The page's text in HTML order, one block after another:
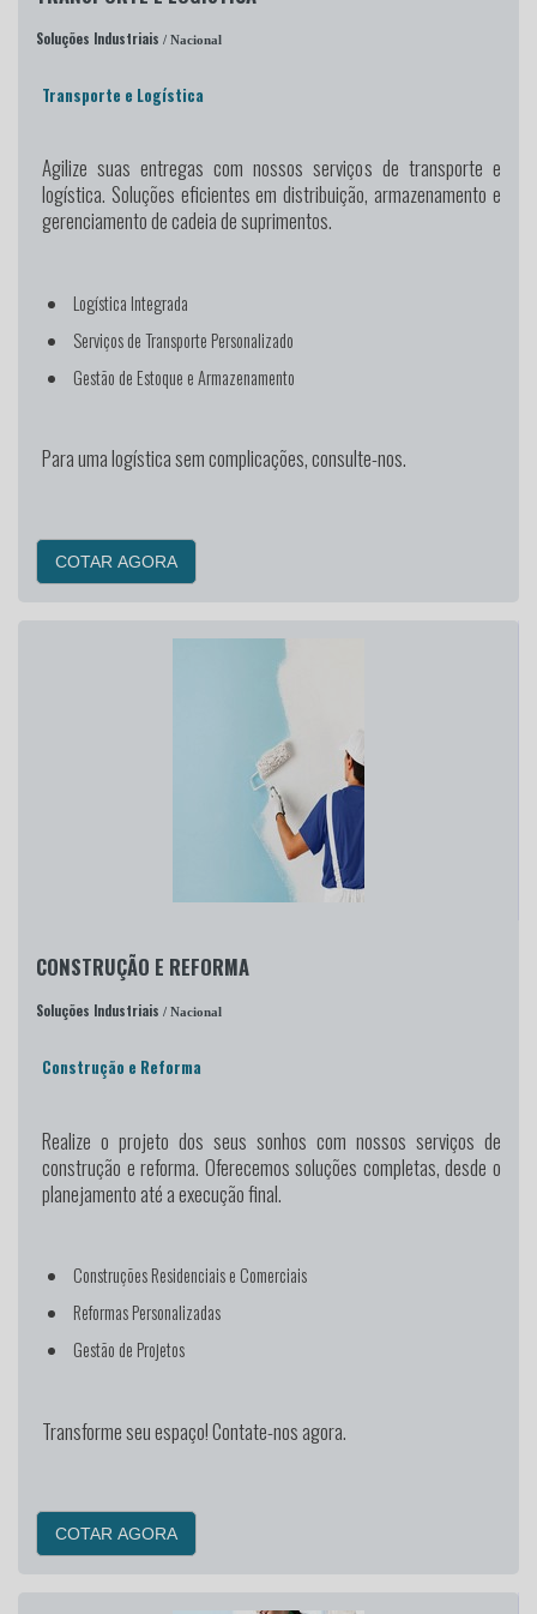
Soluções Industriais / Nacional
Transporte e Logística
Agilize suas entregas com nossos serviços de transporte e
logística. Soluções eficientes em distribuição, armazenamento e
gerenciamento de cadeia de suprimentos.
Logística Integrada
Serviços de Transporte Personalizado
Gestão de Estoque e Armazenamento
Para uma logística sem complicações, consulte-nos.
COTAR AGORA
CONSTRUÇÃO E REFORMA
Soluções Industriais / Nacional
Construção e Reforma
Realize o projeto dos seus sonhos com nossos serviços de
construção e reforma. Oferecemos soluções completas, desde o
planejamento até a execução final.
Construções Residenciais e Comerciais
Reformas Personalizadas
Gestão de Projetos
Transforme seu espaço! Contate-nos agora.
COTAR AGORA